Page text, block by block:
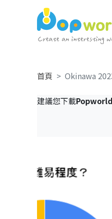
首頁 Okinawa
建議您下載